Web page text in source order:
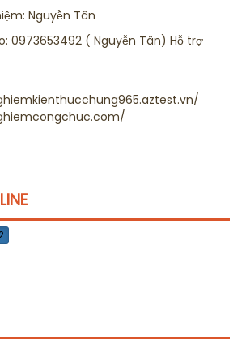
Nguyễn Tân
0973653492 ( Nguyễn Tân) Hỗ trợ